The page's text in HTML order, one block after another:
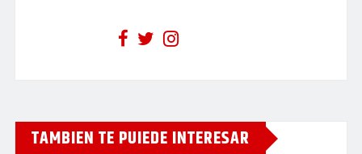
TAMBIEN TE PUIEDE INTERESAR